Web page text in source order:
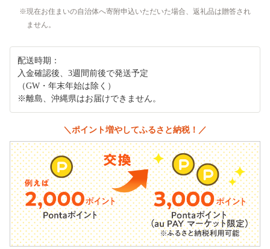
現在お住まいの自治体へ寄附申込いただいた場合、返礼品は贈答され
ません。
配送時期：
入金確認後、3週間前後で発送予定
（GW・年末年始は除く）
※離島、沖縄県はお届けできません。
＼ポイント増やしてふるさと納税！／